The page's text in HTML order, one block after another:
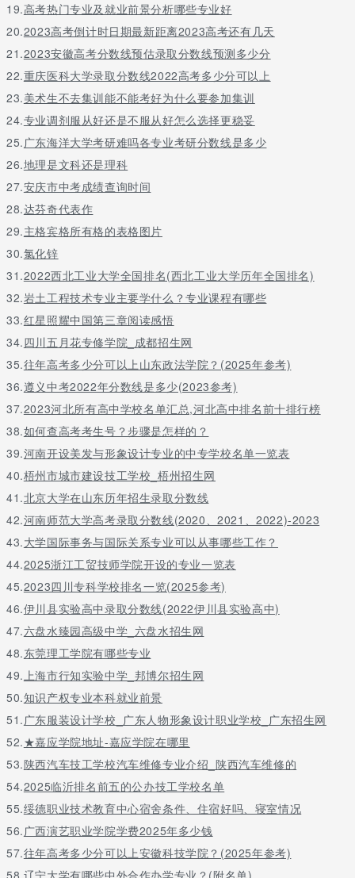
19.高考热门专业及就业前景分析哪些专业好
20.2023高考倒计时日期最新距离2023高考还有几天
21.2023安徽高考分数线预估录取分数线预测多少分
22.重庆医科大学录取分数线2022高考多少分可以上
23.美术生不去集训能不能考好为什么要参加集训
24.专业调剂服从好还是不服从好怎么选择更稳妥
25.广东海洋大学考研难吗各专业考研分数线是多少
26.地理是文科还是理科
27.安庆市中考成绩查询时间
28.达芬奇代表作
29.主格宾格所有格的表格图片
30.氯化锌
31.2022西北工业大学全国排名(西北工业大学历年全国排名)
32.岩土工程技术专业主要学什么？专业课程有哪些
33.红星照耀中国第三章阅读感悟
34.四川五月花专修学院_成都招生网
35.往年高考多少分可以上山东政法学院？(2025年参考)
36.遵义中考2022年分数线是多少(2023参考)
37.2023河北所有高中学校名单汇总,河北高中排名前十排行榜
38.如何查高考考生号？步骤是怎样的？
39.河南开设美发与形象设计专业的中专学校名单一览表
40.梧州市城市建设技工学校_梧州招生网
41.北京大学在山东历年招生录取分数线
42.河南师范大学高考录取分数线(2020、2021、2022)-2023
43.大学国际事务与国际关系专业可以从事哪些工作？
44.2025浙江工贸技师学院开设的专业一览表
45.2023四川专科学校排名一览(2025参考)
46.伊川县实验高中录取分数线(2022伊川县实验高中)
47.六盘水臻园高级中学_六盘水招生网
48.东莞理工学院有哪些专业
49.上海市行知实验中学_邦博尔招生网
50.知识产权专业本科就业前景
51.广东服装设计学校_广东人物形象设计职业学校_广东招生网
52.★嘉应学院地址-嘉应学院在哪里
53.陕西汽车技工学校汽车维修专业介绍_陕西汽车维修的
54.2025临沂排名前五的公办技工学校名单
55.绥德职业技术教育中心宿舍条件、住宿好吗、寝室情况
56.广西演艺职业学院学费2025年多少钱
57.往年高考多少分可以上安徽科技学院？(2025年参考)
58. 辽宁大学有哪些中外合作办学专业？(附名单)